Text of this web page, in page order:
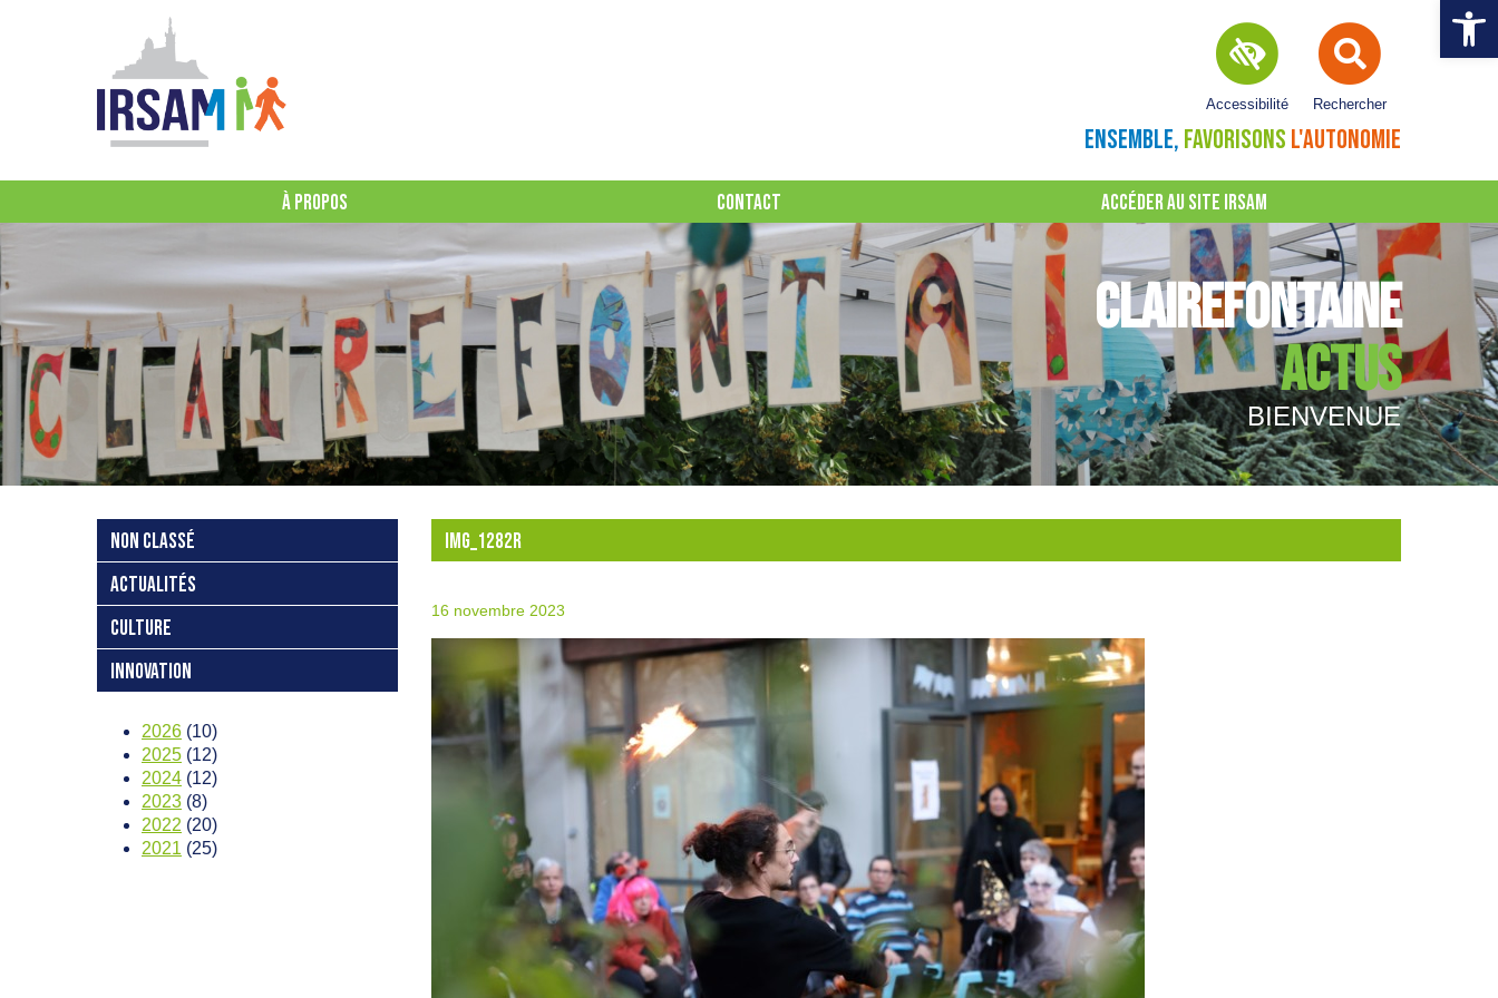
Ouvrir
Rechercher
Accessibilité
ENSEMBLE, FAVORISONS L'AUTONOMIE
À PROPOS CONTACT ACCÉDER AU SITE IRSAM
CLAIREFONTAINE
ACTUS
BIENVENUE
NON CLASSÉ
ACTUALITÉS
CULTURE
INNOVATION
2026 (10)
2025 (12)
2024 (12)
2023 (8)
2022 (20)
2021 (25)
IMG_1282R
16 novembre 2023